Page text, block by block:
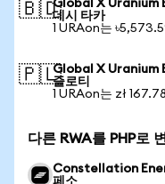
🇧🇩Global X Uranium
데시 타카
1 URAon는
🇵🇱Global X Uranium
즐로티
1 URAon는 zł
다른 RWA를 PHP로
Constellation
페소